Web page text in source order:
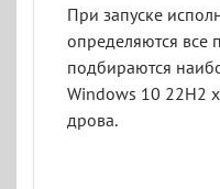
При запуске
определяются все
подбираются
Windows 10 22H2
дрова.